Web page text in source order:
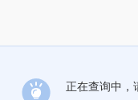
正在查询中，